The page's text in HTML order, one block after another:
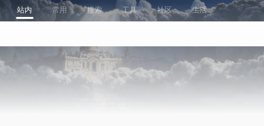
站内 常用 搜索 工具 社区 生活